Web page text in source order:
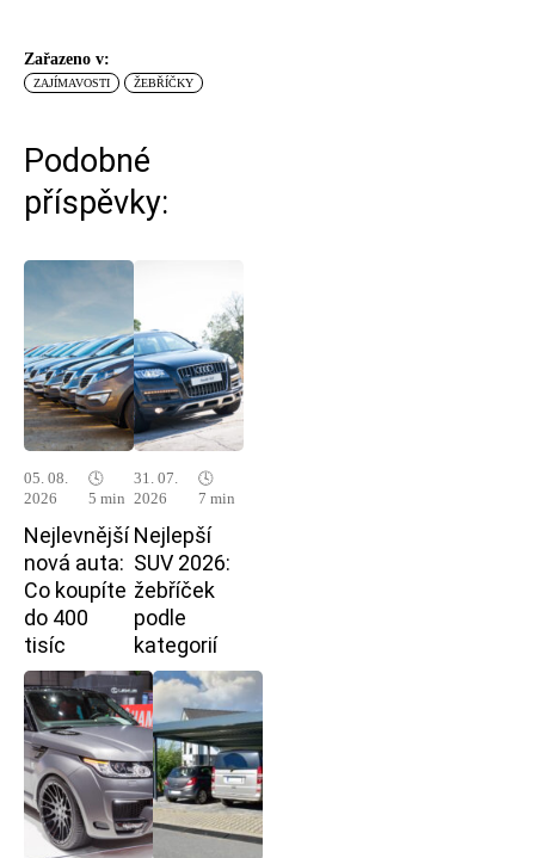
Zařazeno v:
ZAJÍMAVOSTI ŽEBŘÍČKY
Podobné
příspěvky:
05. 08.
2026
🕓
5 min
Nejlevnější
nová auta:
Co koupíte
do 400
tisíc
31. 07.
2026
🕓
7 min
Nejlepší
SUV 2026:
žebříček
podle
kategorií